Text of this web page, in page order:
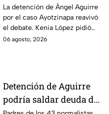
distractor, pide Kenia
López; exige justicia
por caso Ayotzinapa
La detención de Ángel Aguirre
por el caso Ayotzinapa reavivó
el debate. Kenia López pidió
que no sea un distractor
06 agosto, 2026
Detención de Aguirre
podría saldar deuda de